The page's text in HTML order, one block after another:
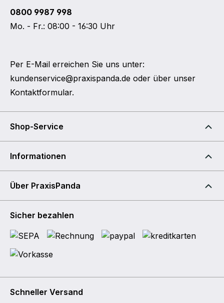
0800 9987 998
Mo. - Fr.: 08:00 - 16:30 Uhr
Per E-Mail erreichen Sie uns unter:
kundenservice@praxispanda.de oder über unser
Kontaktformular.
Shop-Service
Informationen
Über PraxisPanda
Sicher bezahlen
Schneller Versand